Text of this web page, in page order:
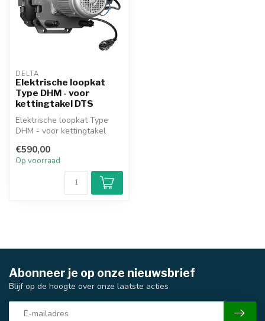
DELTA
Elektrische loopkat
Type DHM - voor
kettingtakel DTS
Elektrische loopkat Type
DHM - voor kettingtakel
€590,00
Op voorraad
Abonneer je op onze nieuwsbrief
Blijf op de hoogte over onze laatste acties